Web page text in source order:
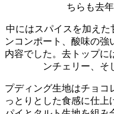
ちらも去
中にはスパイスを加え
ンコンポート、酸味の強
内容でした。 去トップに
ンチェリー、そ
プディング生地はチョコ
っとりとした食感に仕上